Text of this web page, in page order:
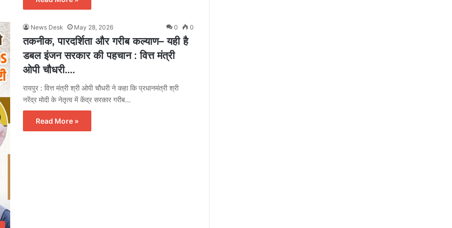
News Desk May 28, 2026 0 0
तकनीक, पारदर्शिता और गरीब कल्याण– यही है
डबल इंजन सरकार की पहचान : वित्त मंत्री
ओपी चौधरी….
रायपुर : वित्त मंत्री श्री ओपी चौधरी ने कहा कि प्रधानमंत्री श्री
नरेंद्र मोदी के नेतृत्व में केंद्र सरकार गरीब…
Read More »